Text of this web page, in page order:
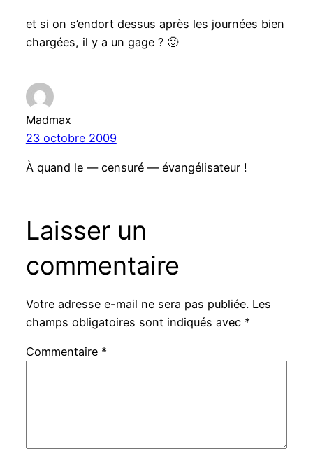
et si on s’endort dessus après les journées bien
chargées, il y a un gage ? 🙂
Madmax
23 octobre 2009
À quand le — censuré — évangélisateur !
Laisser un
commentaire
Votre adresse e-mail ne sera pas publiée. Les
champs obligatoires sont indiqués avec *
Commentaire *